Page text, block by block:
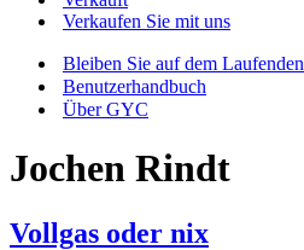
Verkaufen Sie mit uns
Bleiben Sie auf dem Laufenden
Benutzerhandbuch
Über GYC
Jochen Rindt
Vollgas oder nix